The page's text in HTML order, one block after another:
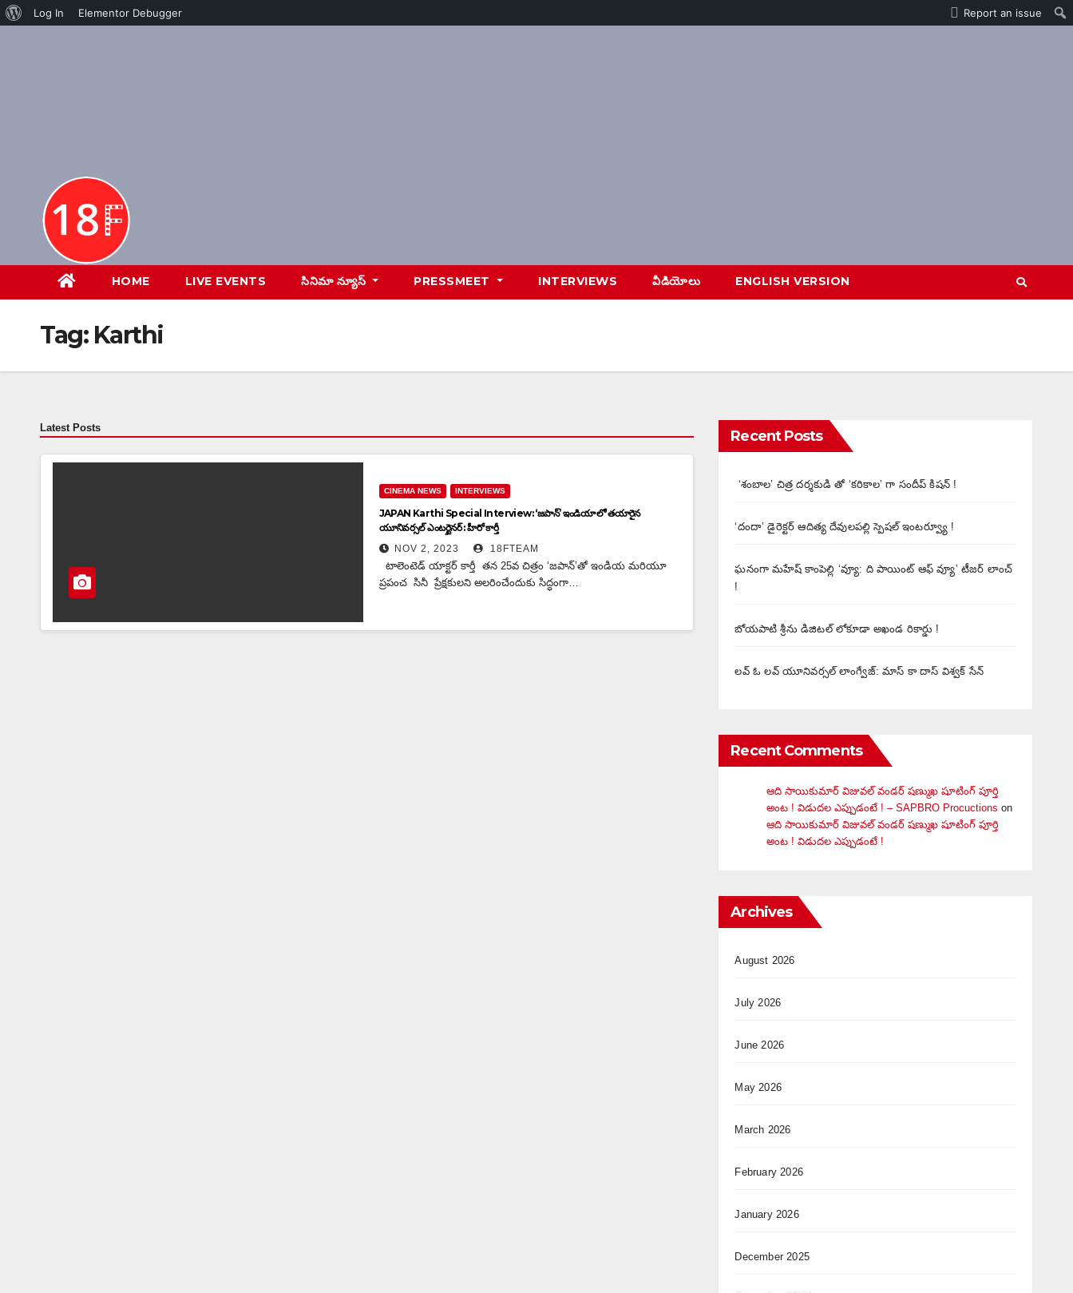
About
Log In Elementor Debugger Report an issue
HOME LIVE EVENTS సినిమా న్యూస్ PRESSMEET INTERVIEWS వీడియోలు ENGLISH VERSION
Tag: Karthi
Latest Posts
CINEMA NEWS INTERVIEWS
JAPAN Karthi Special Interview: ‘జపాన్’ ఇండియా లో తయారైన
యూనివర్సల్ ఎంటర్టైనర్ : హీరో కార్తీ
NOV 2, 2023 18FTEAM
టాలెంటెడ్ యాక్టర్ కార్తీ తన 25వ చిత్రం ‘జపాన్’తో ఇండియ మరియూ
ప్రపంచ సినీ ప్రేక్షకులని అలరించేందుకు సిద్ధంగా…
Recent Posts
‘శంబాల’ చిత్ర దర్శకుడి తో ‘కరికాల’ గా సందీప్ కిషన్ !
‘దందా’ డైరెక్ట‌ర్ ఆదిత్య దేవులపల్లి స్పెషల్ ఇంటర్వ్యూ !
ఘనంగా మహేష్ కాంపెల్లి ‘వ్యూ: ది పాయింట్ ఆఫ్ వ్యూ’ టీజర్ లాంచ్
!
బోయపాటి శ్రీను డిజిటల్‌ లోకూడా అఖండ రికార్డు !
లవ్ ఓ లవ్ యూనివర్సల్ లాంగ్వేజ్‌: మాస్ కా దాస్ విశ్వక్ సేన్
Recent Comments
ఆది సాయికుమార్ విజువ‌ల్ వండ‌ర్ ష‌ణ్ముఖ షూటింగ్ పూర్తి
అంట ! విడుదల ఎప్పుడంటే ! – SAPBRO Procuctions on
ఆది సాయికుమార్ విజువ‌ల్ వండ‌ర్ ష‌ణ్ముఖ షూటింగ్ పూర్తి
అంట ! విడుదల ఎప్పుడంటే !
Archives
August 2026
July 2026
June 2026
May 2026
March 2026
February 2026
January 2026
December 2025